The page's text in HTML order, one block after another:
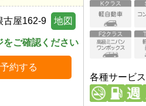
古屋162-9 地図
をご確認ください
約する
各種サービス